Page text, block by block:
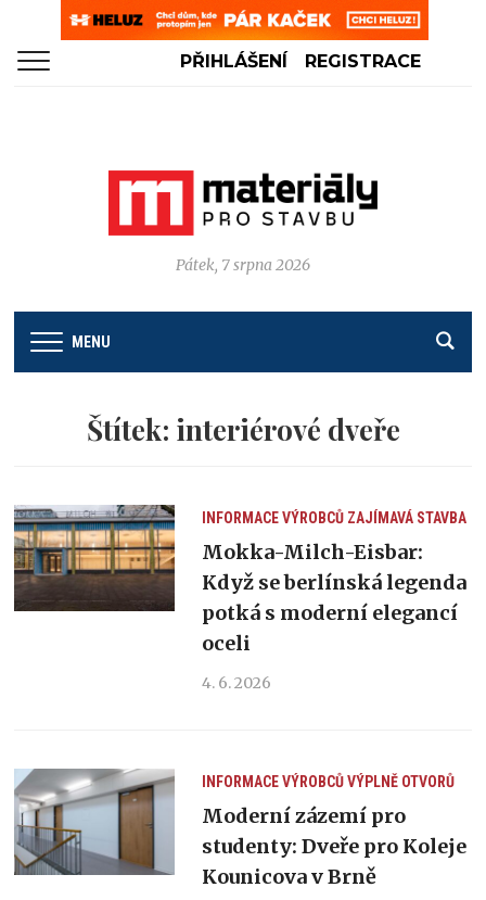
PŘIHLÁŠENÍ REGISTRACE
Pátek, 7 srpna 2026
MENU
Štítek: interiérové dveře
INFORMACE VÝROBCŮ ZAJÍMAVÁ STAVBA
Mokka-Milch-Eisbar:
Když se berlínská legenda
potká s moderní elegancí
oceli
4. 6. 2026
INFORMACE VÝROBCŮVÝPLNĚ OTVORŮ
Moderní zázemí pro
studenty: Dveře pro Koleje
Kounicova v Brně